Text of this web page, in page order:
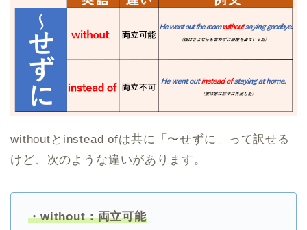
withoutとinstead ofは共に「〜せずに」って訳せる
けど、次のような違いがあります。
・without：両立可能